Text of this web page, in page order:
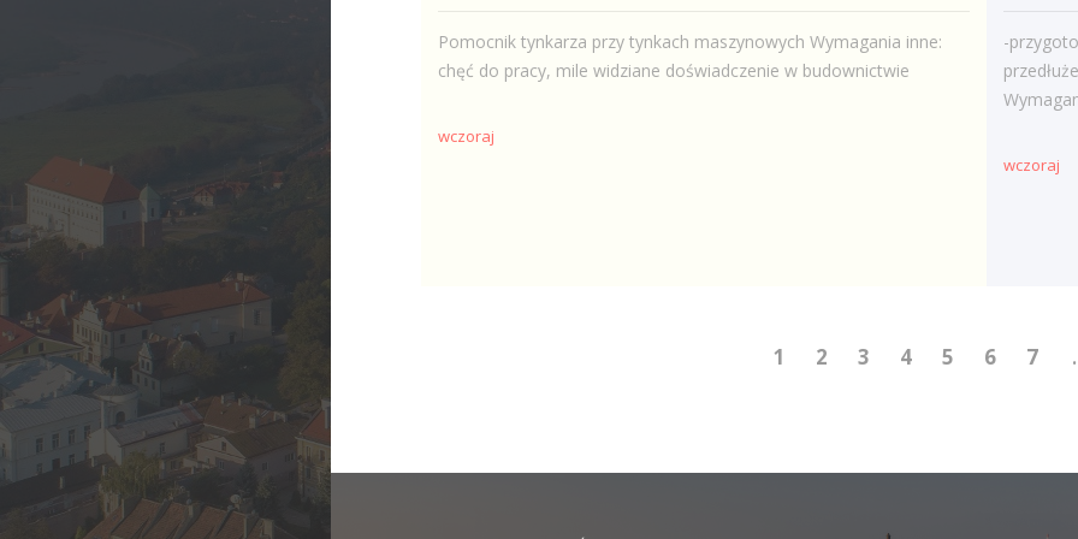
Pomocnik tynkarza przy tynkach maszynowych Wymagania inne:
chęć do pracy, mile widziane doświadczenie w budownictwie
wczoraj
-
wczoraj
1 2 3 4 5 6 7